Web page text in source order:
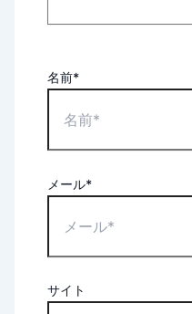
名前*
メール*
サイト